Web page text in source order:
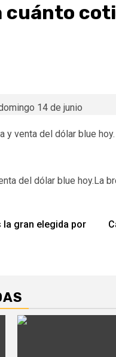
cuánto
y venta del dólar blue hoy.
del dólar blue hoy.La
la gran elegida por